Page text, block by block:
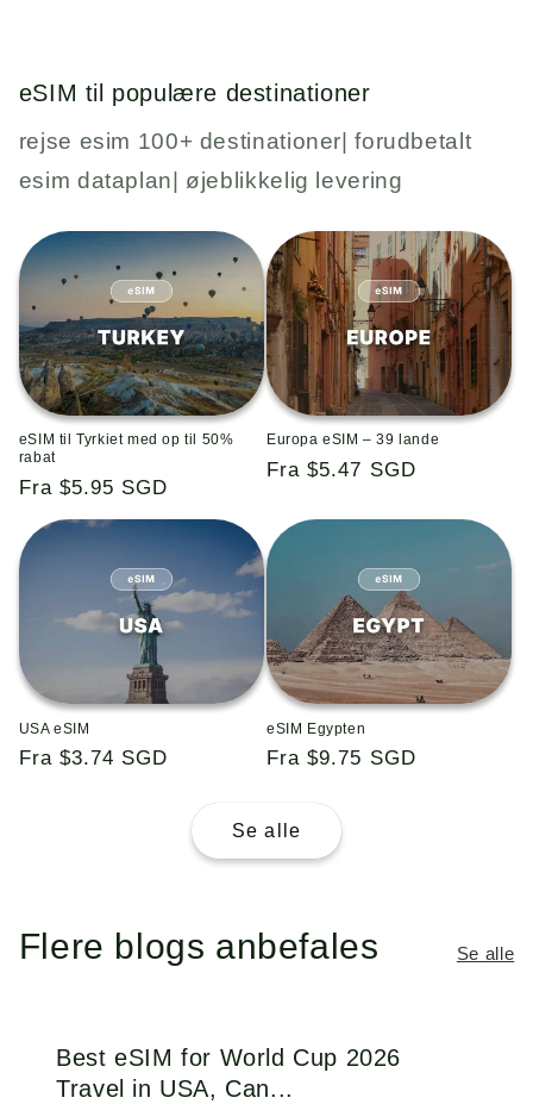
eSIM til populære destinationer
rejse esim 100+ destinationer| forudbetalt
esim dataplan| øjeblikkelig levering
eSIM til Tyrkiet med op til 50%
rabat
Almindelig
Fra $5.95 SGD
Europa eSIM – 39 lande
Almindelig
Fra $5.47 SGD
USA eSIM
Almindelig
Fra $3.74 SGD
eSIM Egypten
Almindelig
Fra $9.75 SGD
Se alle
Flere blogs anbefales Se alle
Best eSIM for World Cup 2026
Travel in USA, Can...